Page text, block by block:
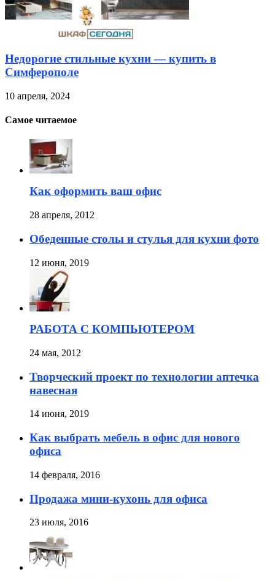
Недорогие стильные кухни — купить в
Симферополе
10 апреля, 2024
Самое читаемое
Как оформить ваш офис
28 апреля, 2012
Обеденные столы и стулья для кухни фото
12 июня, 2019
РАБОТА С КОМПЬЮТЕРОМ
24 мая, 2012
Творческий проект по технологии аптечка
навесная
14 июня, 2019
Как выбрать мебель в офис для нового
офиса
14 февраля, 2016
Продажа мини-кухонь для офиса
23 июля, 2016